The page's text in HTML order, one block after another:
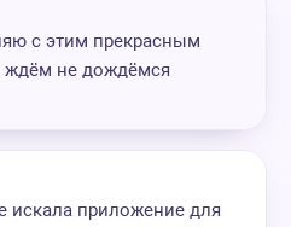
с этим прекрасным
не дождёмся
искала приложение для